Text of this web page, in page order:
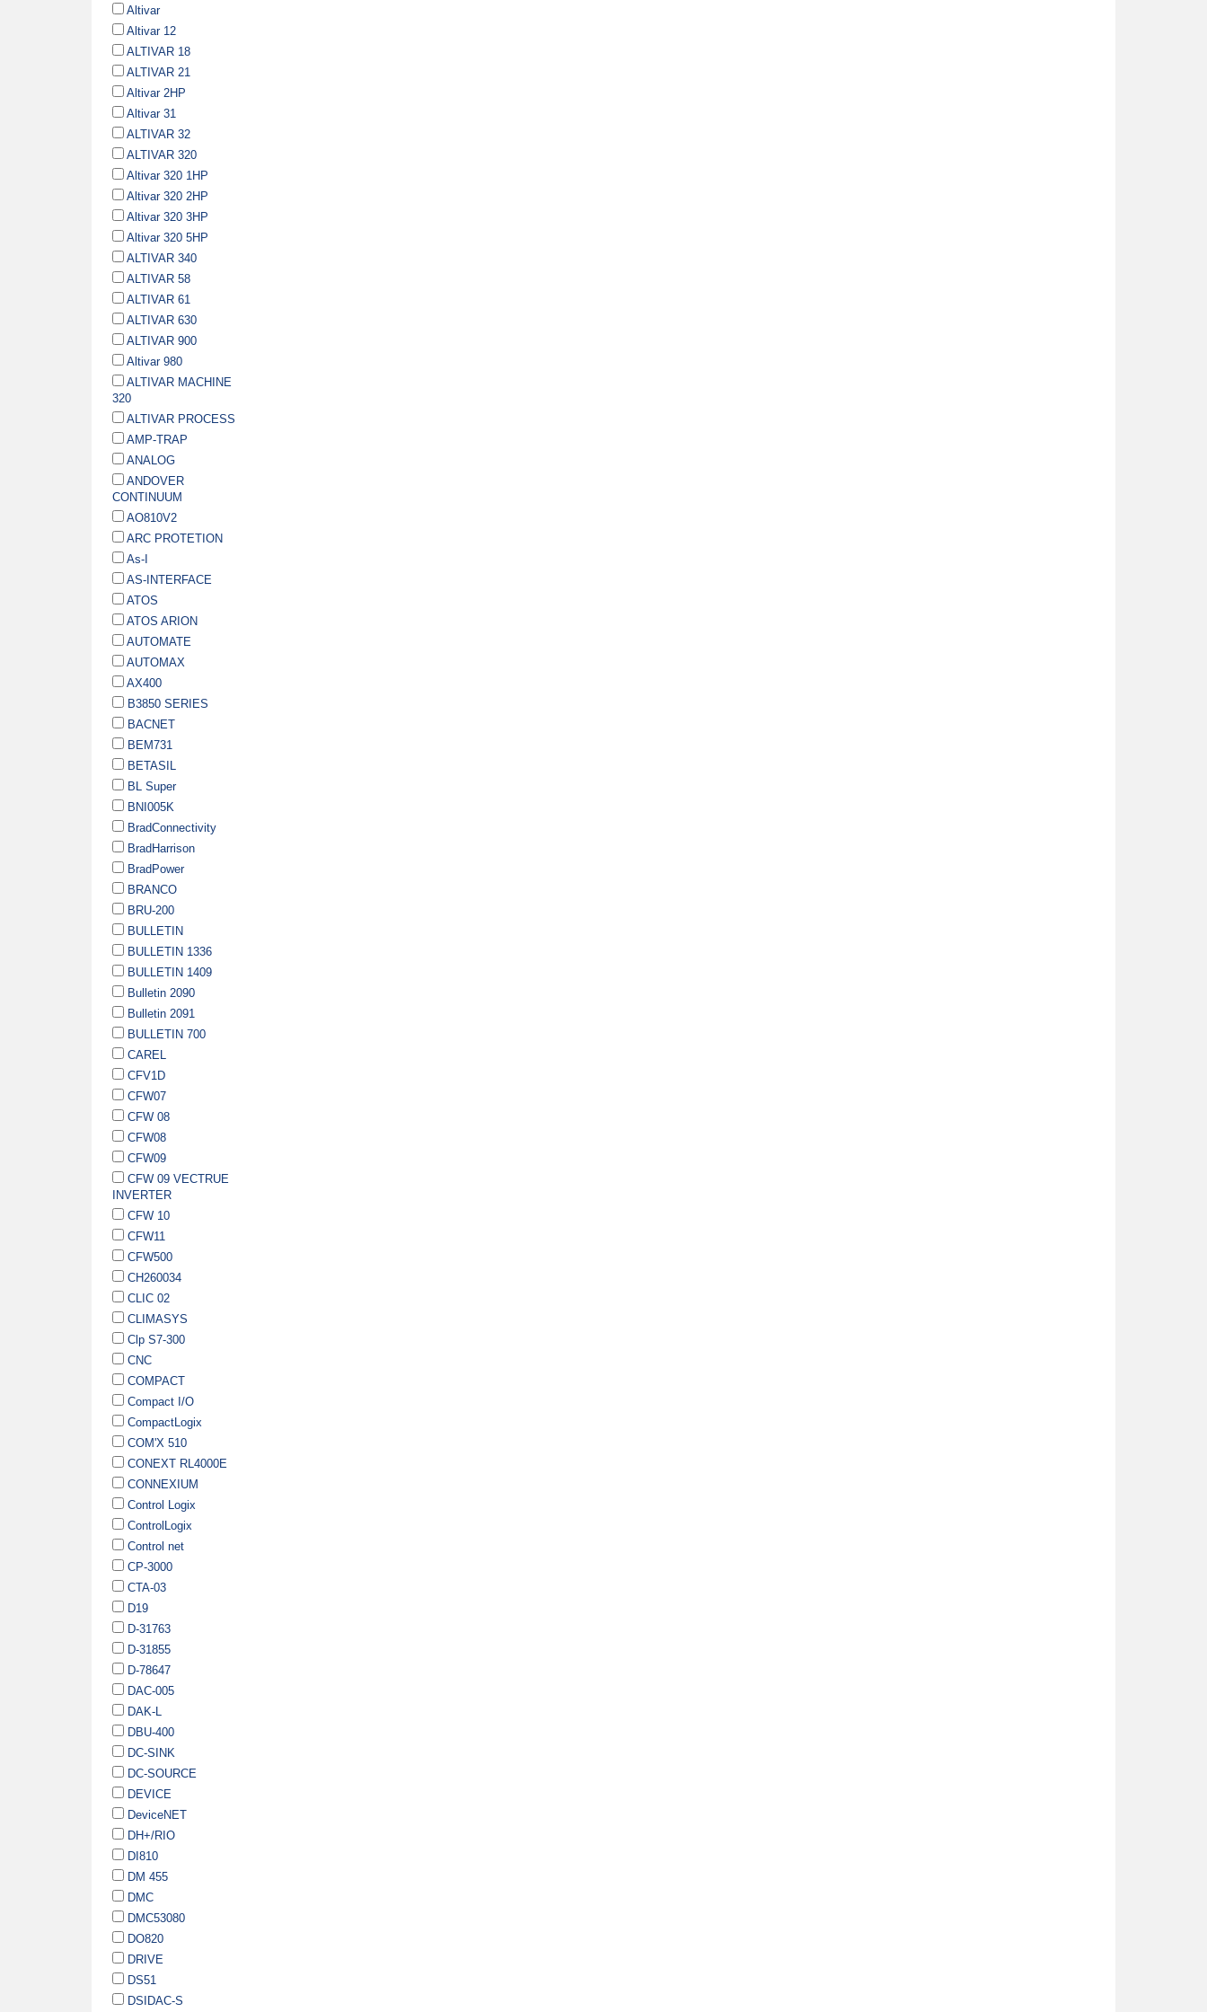
Altivar
Altivar 12
ALTIVAR 18
ALTIVAR 21
Altivar 2HP
Altivar 31
ALTIVAR 32
ALTIVAR 320
Altivar 320 1HP
Altivar 320 2HP
Altivar 320 3HP
Altivar 320 5HP
ALTIVAR 340
ALTIVAR 58
ALTIVAR 61
ALTIVAR 630
ALTIVAR 900
Altivar 980
ALTIVAR MACHINE
320
ALTIVAR PROCESS
AMP-TRAP
ANALOG
ANDOVER
CONTINUUM
AO810V2
ARC PROTETION
As-I
AS-INTERFACE
ATOS
ATOS ARION
AUTOMATE
AUTOMAX
AX400
B3850 SERIES
BACNET
BEM731
BETASIL
BL Super
BNI005K
BradConnectivity
BradHarrison
BradPower
BRANCO
BRU-200
BULLETIN
BULLETIN 1336
BULLETIN 1409
Bulletin 2090
Bulletin 2091
BULLETIN 700
CAREL
CFV1D
CFW07
CFW 08
CFW08
CFW09
CFW 09 VECTRUE
INVERTER
CFW 10
CFW11
CFW500
CH260034
CLIC 02
CLIMASYS
Clp S7-300
CNC
COMPACT
Compact I/O
CompactLogix
COM'X 510
CONEXT RL4000E
CONNEXIUM
Control Logix
ControlLogix
Control net
CP-3000
CTA-03
D19
D-31763
D-31855
D-78647
DAC-005
DAK-L
DBU-400
DC-SINK
DC-SOURCE
DEVICE
DeviceNET
DH+/RIO
DI810
DM 455
DMC
DMC53080
DO820
DRIVE
DS51
DSIDAC-S